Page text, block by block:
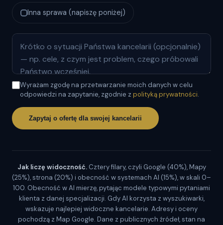
Inna sprawa (napiszę poniżej)
Wyrażam zgodę na przetwarzanie moich danych w celu
odpowiedzi na zapytanie, zgodnie z polityką prywatności.
Zapytaj o ofertę dla swojej kancelarii
Jak liczę widoczność.Cztery filary, czyli Google (40%), Mapy
(25%), strona (20%) i obecność w systemach AI (15%), w skali 0–
100. Obecność w AI mierzę, pytając modele typowymi pytaniami
klienta z danej specjalizacji. Gdy AI korzysta z wyszukiwarki,
wskazuje najlepiej widoczne kancelarie. Adresy i oceny
pochodzą z Map Google. Dane z publicznych źródeł, stan na